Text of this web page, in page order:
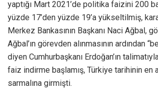
yaptığı Mart 2021’de politika faizini 200
yüzde 17’den yüzde 19’a yükseltilmiş,
Merkez Bankasının Başkanı Naci Ağbal,
Ağbal’ın görevden alınmasının ardından
diyen Cumhurbaşkanı Erdoğan’ın
faiz indirme başlamış, Türkiye tarihinin en
sarmalına girmişti.